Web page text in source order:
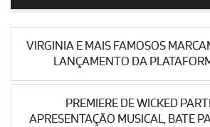
VIRGINIA E MAIS FAMOSOS
LANÇAMENTO DA
PREMIERE DE WICKED
APRESENTAÇÃO MUSICAL, BATE